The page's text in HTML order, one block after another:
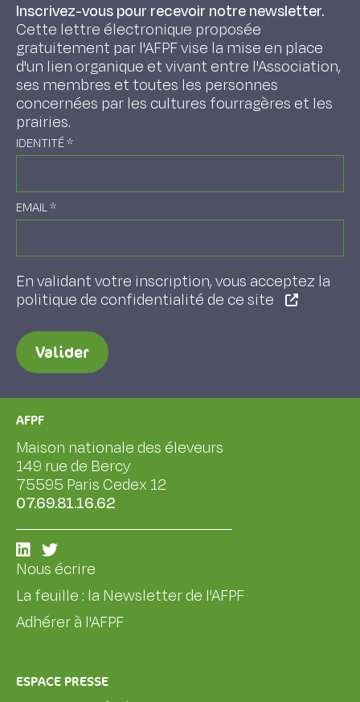
Inscrivez-vous pour recevoir notre newsletter.
Cette lettre électronique proposée
gratuitement par l'AFPF vise la mise en place
d'un lien organique et vivant entre l'Association,
ses membres et toutes les personnes
concernées par les cultures fourragères et les
prairies.
IDENTITÉ*
EMAIL*
En validant votre inscription, vous acceptez la
politique de confidentialité de ce site
Valider
AFPF
Maison nationale des éleveurs
149 rue de Bercy
75595 Paris Cedex 12
07.69.81.16.62
Nous écrire
La feuille : la Newsletter de l'AFPF
Adhérer à l'AFPF
ESPACE PRESSE